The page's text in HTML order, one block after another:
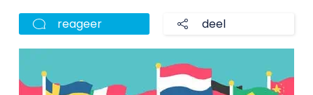
reageer deel